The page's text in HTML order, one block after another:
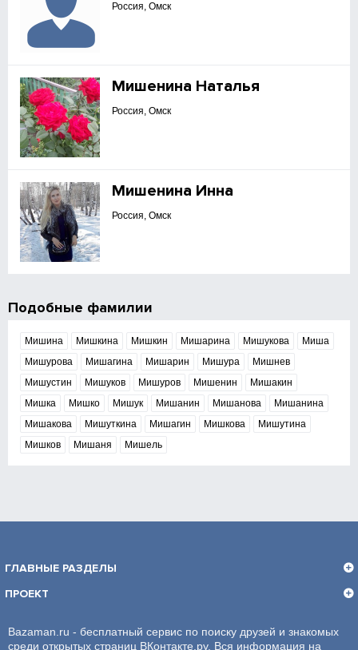
Россия, Омск
Мишенина Наталья
Россия, Омск
Мишенина Инна
Россия, Омск
Подобные фамилии
Мишина Мишкина Мишкин Мишарина Мишукова
Миша
Мишурова
Мишагина Мишарин Мишура
Мишнев
Мишустин
Мишуков Мишуров Мишенин
Мишакин
Мишка
Мишко Мишук Мишанин Мишанова
Мишанина
Мишакова
Мишуткина Мишагин Мишкова
Мишутина
Мишков
Мишаня Мишель
ГЛАВНЫЕ РАЗДЕЛЫ
ПРОЕКТ
Bazaman.ru - бесплатный сервис по поиску друзей и знакомых
среди открытых страниц ВКонтакте.ру. Вся информация на